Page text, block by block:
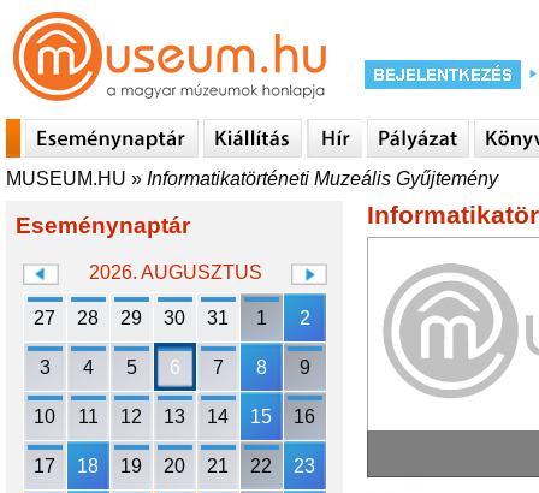
MUSEUM.HU » Informatikatörténeti Muzeális Gyűjtemény
Eseménynaptár
2026. AUGUSZTUS
27 28 29 30 31 1 2
3 4 5 6 7 8 9
10 11 12 13 14 15 16
17 18 19 20 21 22 23